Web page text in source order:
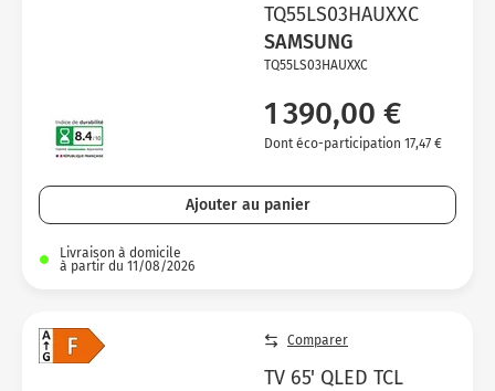
TQ55LS03HAUXXC
SAMSUNG
TQ55LS03HAUXXC
1 390,00 €
Dont éco-participation 17,47 €
Ajouter au panier
Livraison à domicile
à partir du 11/08/2026
Comparer
TV 65' QLED TCL